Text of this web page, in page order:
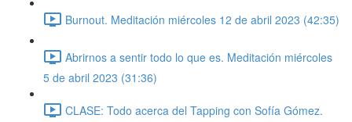
Burnout. Meditación miércoles 12 de abril 2023 (42:35)
Abrirnos a sentir todo lo que es. Meditación miércoles
5 de abril 2023 (31:36)
CLASE: Todo acerca del Tapping con Sofía Gómez.